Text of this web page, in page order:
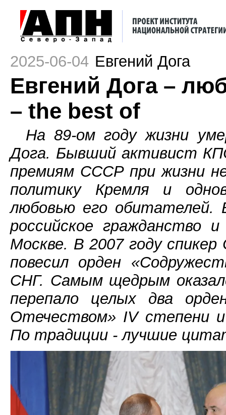
2025-06-04 Евгений Дога
Евгений Дога –
– the best of
На 89-ом году жизни
Дога. Бывший активист
премиям СССР при жизни
политику Кремля и
любовью его обитателей.
российское гражданство
Москве. В 2007 году
повесил орден
СНГ. Самым щедрым
перепало целых два
Отечеством» IV степени
По традиции - лучшие